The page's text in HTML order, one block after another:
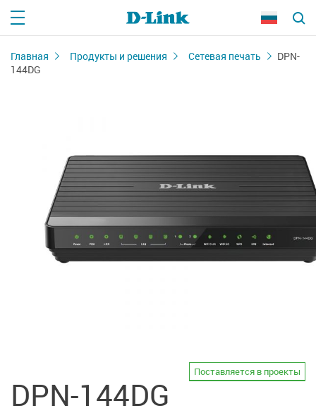
Главная Продукты и решения Сетевая печать
DPN-
144DG
DPN-144DG
Поставляется в проекты